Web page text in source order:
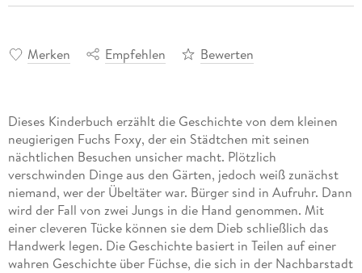
Merken Empfehlen Bewerten
Dieses Kinderbuch erzählt die Geschichte von dem kleinen
neugierigen Fuchs Foxy, der ein Städtchen mit seinen
nächtlichen Besuchen unsicher macht. Plötzlich
verschwinden Dinge aus den Gärten, jedoch weiß zunächst
niemand, wer der Übeltäter war. Bürger sind in Aufruhr. Dann
wird der Fall von zwei Jungs in die Hand genommen. Mit
einer cleveren Tücke können sie dem Dieb schließlich das
Handwerk legen. Die Geschichte basiert in Teilen auf einer
wahren Geschichte über Füchse, die sich in der Nachbarstadt